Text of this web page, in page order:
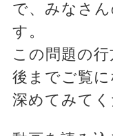
で、みなさ
す。
この問題の
後までご覧
深めてみてく